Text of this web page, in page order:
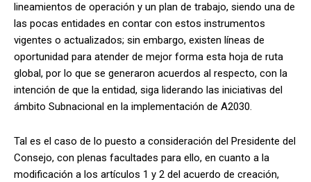
lineamientos de operación y un plan de trabajo, siendo una de
las pocas entidades en contar con estos instrumentos
vigentes o actualizados; sin embargo, existen líneas de
oportunidad para atender de mejor forma esta hoja de ruta
global, por lo que se generaron acuerdos al respecto, con la
intención de que la entidad, siga liderando las iniciativas del
ámbito Subnacional en la implementación de A2030.
Tal es el caso de lo puesto a consideración del Presidente del
Consejo, con plenas facultades para ello, en cuanto a la
modificación a los artículos 1 y 2 del acuerdo de creación,